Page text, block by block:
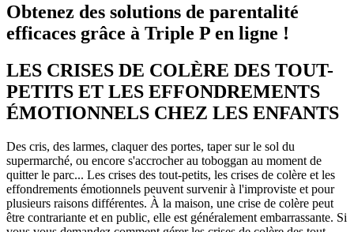
Obtenez des solutions de parentalité
efficaces grâce à Triple P en ligne !
LES CRISES DE COLÈRE DES TOUT-
PETITS ET LES EFFONDREMENTS
ÉMOTIONNELS CHEZ LES ENFANTS
Des cris, des larmes, claquer des portes, taper sur le sol du
supermarché, ou encore s'accrocher au toboggan au moment de
quitter le parc... Les crises des tout-petits, les crises de colère et les
effondrements émotionnels peuvent survenir à l'improviste et pour
plusieurs raisons différentes. À la maison, une crise de colère peut
être contrariante et en public, elle est généralement embarrassante. Si